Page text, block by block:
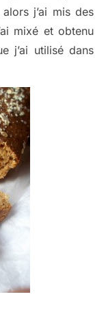
j’ai mis des
mixé et obtenu
j’ai utilisé dans